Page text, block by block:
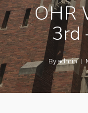
OHR
3rd
By admin